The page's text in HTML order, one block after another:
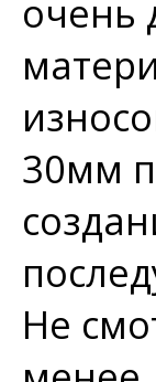
очень
30мм
Не